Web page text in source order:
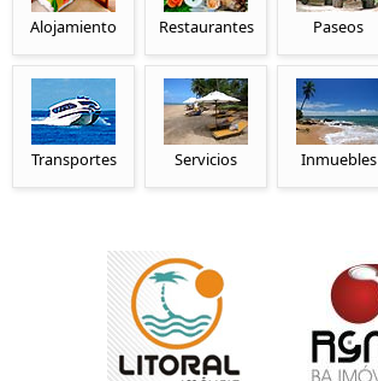
Alojamiento Restaurantes Paseos
Transportes Servicios Inmuebles